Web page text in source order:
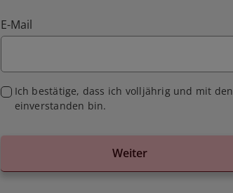
E-Mail
Ich bestätige, dass ich volljährig und mit den
einverstanden bin.
Weiter